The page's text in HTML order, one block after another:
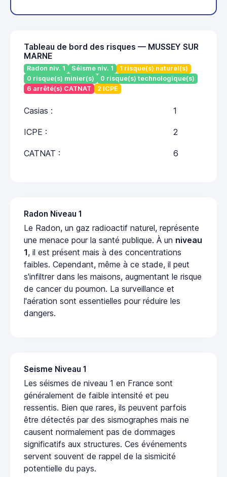
Tableau de bord des risques — MUSSEY SUR
MARNE
Radon niv. 1 Séisme niv. 1
1 risque(s) naturel(s)
0 risque(s) minier(s)
0 risque(s) technologique(s)
6 arrêté(s) CATNAT
2 ICPE
Casias : 1
ICPE : 2
CATNAT : 6
Radon Niveau 1
Le Radon, un gaz radioactif naturel, représente
une menace pour la santé publique. À un niveau
1, il est présent mais à des concentrations
faibles. Cependant, même à ce stade, il peut
s'infiltrer dans les maisons, augmentant le risque
de cancer du poumon. La surveillance et
l'aération sont essentielles pour réduire les
dangers.
Seisme Niveau 1
Les séismes de niveau 1 en France sont
généralement de faible intensité et peu
ressentis. Bien que rares, ils peuvent parfois
être détectés par des sismographes mais ne
causent normalement pas de dommages
significatifs aux structures. Ces événements
servent souvent de rappel de la sismicité
potentielle du pays.